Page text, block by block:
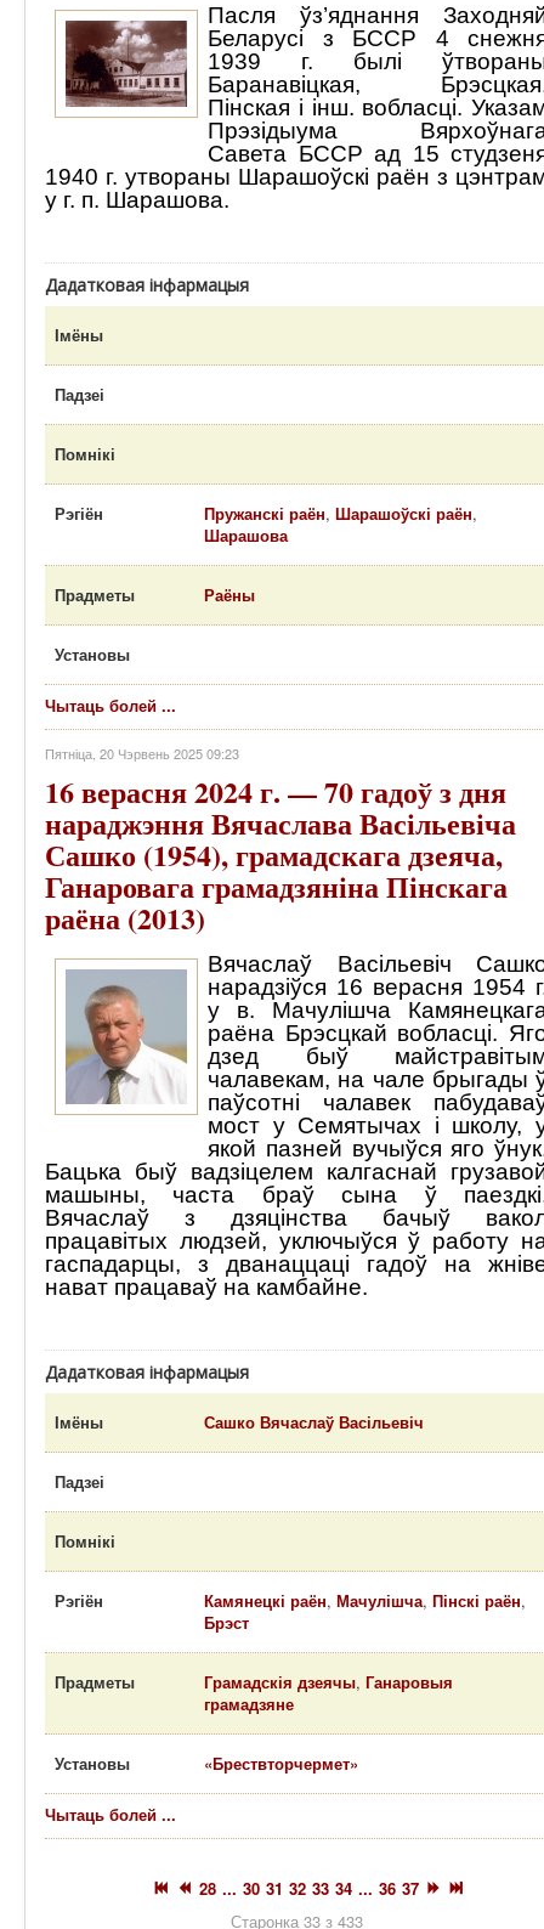
Пасля ўз’яднання
Беларусі з БССР 4
1939 г. былі
Баранавіцкая,
Пінская і інш. вобласці.
Прэзідыума
Савета БССР ад 15
1940 г. утвораны Шарашоўскі раён з
у г. п. Шарашова.
Дадатковая інфармацыя
Імёны
Падзеі
Помнікі
Рэгіён Пружанскі раён,Шарашоўскі раён,
Шарашова
Прадметы Раёны
Установы
Чытаць болей ...
Пятніца, 20 Чэрвень 2025 09:23
16 верасня 2024 г. — 70 гадоў з дня
нараджэння Вячаслава Васільевіча
Сашко (1954), грамадскага дзеяча,
Ганаровага грамадзяніна Пінскага
раёна (2013)
Вячаслаў Васільевіч
нарадзіўся 16 верасня 1954
у в. Мачулішча
раёна Брэсцкай вобласці.
дзед быў
чалавекам, на чале брыгады
паўсотні чалавек
мост у Семятычах і школу,
якой пазней вучыўся яго
Бацька быў вадзіцелем калгаснай
машыны, часта браў сына ў
Вячаслаў з дзяцінства бачыў
працавітых людзей, уключыўся ў работу
гаспадарцы, з дванаццаці гадоў на
нават працаваў на камбайне.
Дадатковая інфармацыя
Імёны Сашко Вячаслаў Васільевіч
Падзеі
Помнікі
Рэгіён Камянецкі раён,Мачулішча,Пінскі раён,
Брэст
Прадметы Грамадскія дзеячы,Ганаровыя
грамадзяне
Установы «Брествторчермет»
Чытаць болей ...
28 ... 30 31 32 33 34 ... 36 37
Старонка 33 з 433